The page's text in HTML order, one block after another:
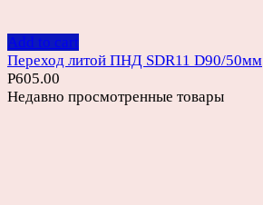
Add to cart
Переход литой ПНД SDR11 D90/50мм
Р605.00
Недавно просмотренные товары